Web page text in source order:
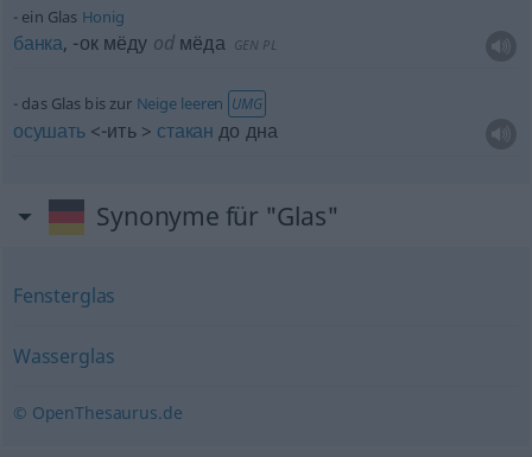
ein Glas Honig
банка, -ок мёду odмёда GEN PL
das Glas bis zur Neige leeren UMG
осушать<-ить > стакан до дна
Synonyme für "Glas"
Fensterglas
Wasserglas
© OpenThesaurus.de